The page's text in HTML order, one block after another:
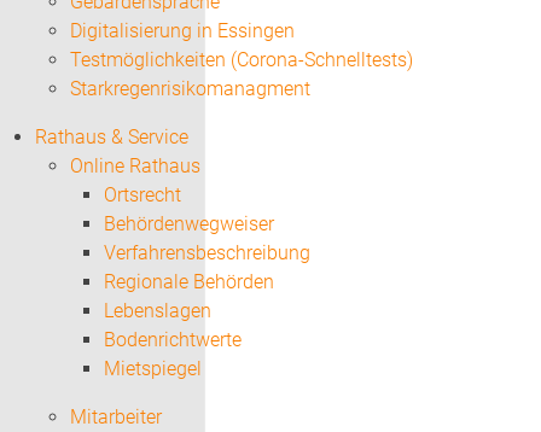
Digitalisierung in Essingen
Testmöglichkeiten (Corona-Schnelltests)
Starkregenrisikomanagment
Rathaus & Service
Online Rathaus
Ortsrecht
Behördenwegweiser
Verfahrensbeschreibung
Regionale Behörden
Lebenslagen
Bodenrichtwerte
Mietspiegel
Mitarbeiter